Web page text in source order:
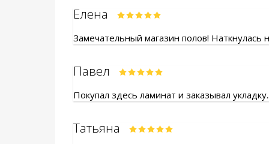
Елена
Замечательный магазин полов! Наткнулась
Павел
Покупал здесь ламинат и заказывал
Татьяна